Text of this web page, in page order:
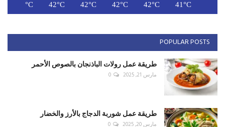
41°C
42°C
42°C
42°C
42°C
41°C
POPULAR POSTS
طريقة عمل رولات الباذنجان بالصوص الأحمر
مارس 21, 2025 0
طريقة عمل شوربة الدجاج بالأرز والخضار
مارس 20, 2025 0